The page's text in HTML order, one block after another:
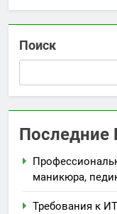
Поиск
Последние
маникюра,
Требования к